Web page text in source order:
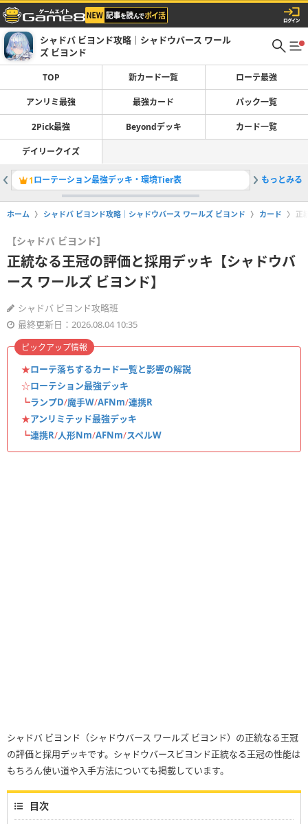
シャドバ ビヨンド攻略｜シャドウバース ワール
ズ ビヨンド
TOP 新カード一覧 ローテ最強
アンリミ最強 最強カード パック一覧
2Pick最強 Beyondデッキ カード一覧
デイリークイズ
1ローテーション最強デッキ・環境Tier表 2アンリ
もっとみる
ホーム シャドバ ビヨンド攻略｜シャドウバース ワールズ ビヨンド カード 正
【シャドバ ビヨンド】
正統なる王冠の評価と採用デッキ【シャドウバ
ース ワールズ ビヨンド】
シャドバ ビヨンド攻略班
最終更新日：2026.08.04 10:35
★ローテ落ちするカード一覧と影響の解説
☆ローテション最強デッキ
┗ランプD/魔手W/AFNm/連携R
★アンリミテッド最強デッキ
┗連携R/人形Nm/AFNm/スペルW
ピックアップ情報
シャドバ ビヨンド（シャドウバース ワールズ ビヨンド）の正統なる王冠
の評価と採用デッキです。シャドウバースビヨンド正統なる王冠の性能は
もちろん使い道や入手方法についても掲載しています。
目次